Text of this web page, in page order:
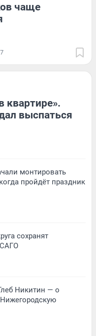
чаще
квартире».
выспаться
монтировать
пройдёт праздник
сохранят
Никитин — о